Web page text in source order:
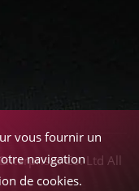
Co. Ltd All
vous fournir un
navigation
de cookies.